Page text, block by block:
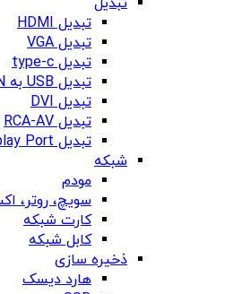
تبدیل HDMI
تبدیل VGA
تبدیل type-c
تبدیل USB به LAN
تبدیل DVI
تبدیل RCA-AV
تبدیل Display Port
شبکه
مودم
سویچ، روتر،
کارت شبکه
کابل شبکه
ذخیره سازی
هارد دیسک